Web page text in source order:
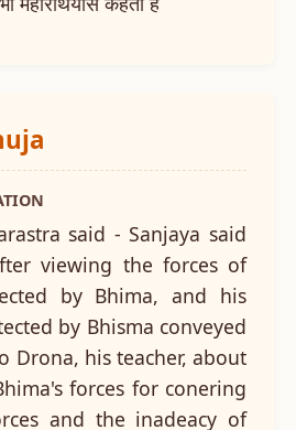
said - Sanjaya said
viewing the forces of
by Bhima, and his
by Bhisma conveyed
Drona, his teacher, about
forces for conering
and the inadeacy of